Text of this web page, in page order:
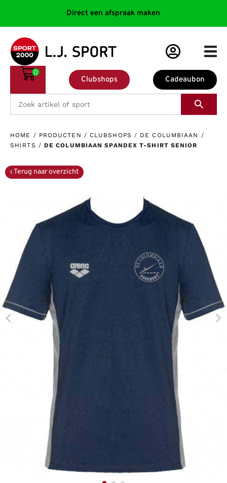
Direct een afspraak maken
Cadeaubon
Clubshops
0
HOME / PRODUCTEN / CLUBSHOPS / DE COLUMBIAAN /
SHIRTS / DE COLUMBIAAN SPANDEX T-SHIRT SENIOR